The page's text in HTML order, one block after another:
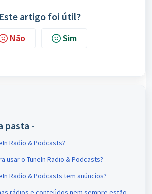
Este artigo foi útil?
Não Sim
pasta -
Radio & Podcasts?
usar o TuneIn Radio & Podcasts?
Radio & Podcasts tem anúncios?